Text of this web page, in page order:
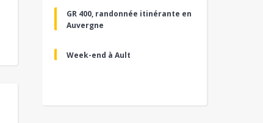
GR 400, randonnée itinérante en
Auvergne
Week-end à Ault